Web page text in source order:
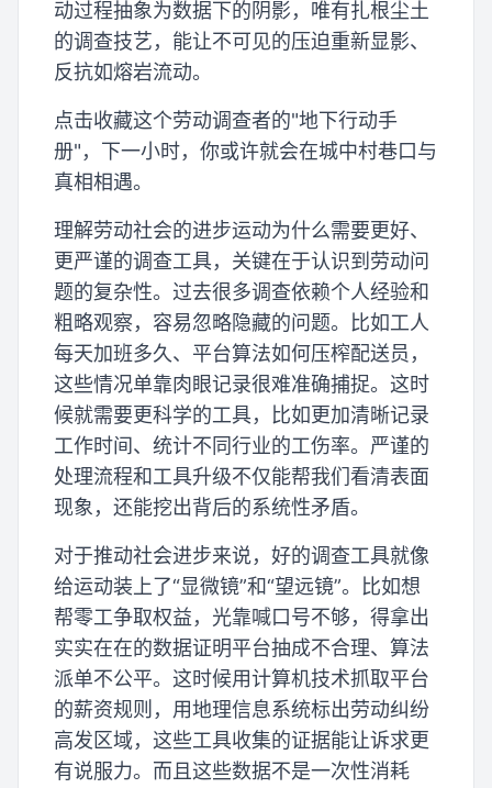
动过程抽象为数据下的阴影，唯有扎根尘土
的调查技艺，能让不可见的压迫重新显影、
反抗如熔岩流动。
点击收藏这个劳动调查者的"地下行动手
册"，下一小时，你或许就会在城中村巷口与
真相相遇。
理解劳动社会的进步运动为什么需要更好、
更严谨的调查工具，关键在于认识到劳动问
题的复杂性。过去很多调查依赖个人经验和
粗略观察，容易忽略隐藏的问题。比如工人
每天加班多久、平台算法如何压榨配送员，
这些情况单靠肉眼记录很难准确捕捉。这时
候就需要更科学的工具，比如更加清晰记录
工作时间、统计不同行业的工伤率。严谨的
处理流程和工具升级不仅能帮我们看清表面
现象，还能挖出背后的系统性矛盾。
对于推动社会进步来说，好的调查工具就像
给运动装上了“显微镜”和“望远镜”。比如想
帮零工争取权益，光靠喊口号不够，得拿出
实实在在的数据证明平台抽成不合理、算法
派单不公平。这时候用计算机技术抓取平台
的薪资规则，用地理信息系统标出劳动纠纷
高发区域，这些工具收集的证据能让诉求更
有说服力。而且这些数据不是一次性消耗